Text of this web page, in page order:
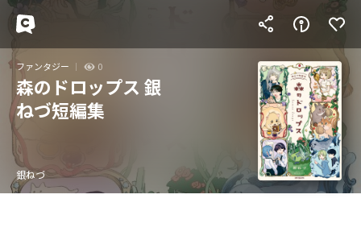
ファンタジー 0
森のドロップス 銀
ねづ短編集
銀ねづ